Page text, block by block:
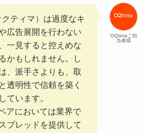
OQtimaご担
当者様
ティマ）は過度なキ
広告展開を行わない
一見すると控えめな
かもしれません。し
、派手さよりも、取
透明性で信頼を築く
ています。
アにおいては業界で
プレッドを提供して